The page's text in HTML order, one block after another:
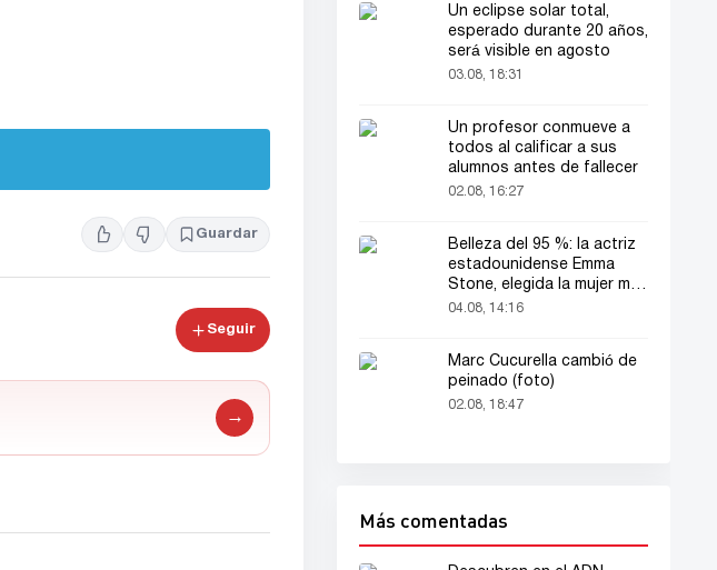
Guardar
Seguir
→
Un eclipse solar total,
esperado durante 20 años,
será visible en agosto
03.08, 18:31
Un profesor conmueve a
todos al calificar a sus
alumnos antes de fallecer
02.08, 16:27
Belleza del 95 %: la actriz
estadounidense Emma
Stone, elegida la mujer más
bella del mundo
04.08, 14:16
Marc Cucurella cambió de
peinado (foto)
02.08, 18:47
Más comentadas